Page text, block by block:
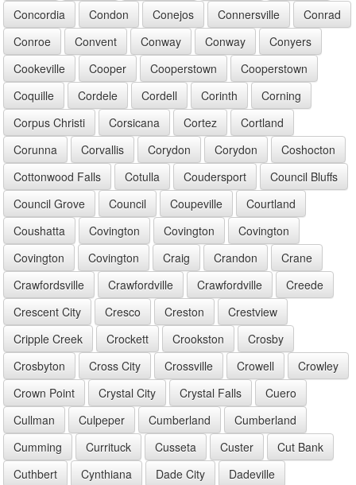
Concordia
Condon Conejos Connersville
Conrad
Conroe
Convent Conway Conway
Conyers
Cookeville
Cooper Cooperstown
Cooperstown
Coquille
Cordele Cordell Corinth
Corning
Corpus Christi
Corsicana Cortez
Cortland
Corunna
Corvallis Corydon Corydon
Coshocton
Cottonwood Falls
Cotulla Coudersport
Council Bluffs
Council Grove
Council Coupeville
Courtland
Coushatta
Covington Covington
Covington
Covington
Covington Craig Crandon
Crane
Crawfordsville
Crawfordville Crawfordville
Creede
Crescent City
Cresco Creston
Crestview
Cripple Creek
Crockett Crookston
Crosby
Crosbyton
Cross City Crossville Crowell
Crowley
Crown Point
Crystal City Crystal Falls
Cuero
Cullman
Culpeper Cumberland
Cumberland
Cumming
Currituck Cusseta Custer
Cut Bank
Cuthbert
Cynthiana Dade City
Dadeville